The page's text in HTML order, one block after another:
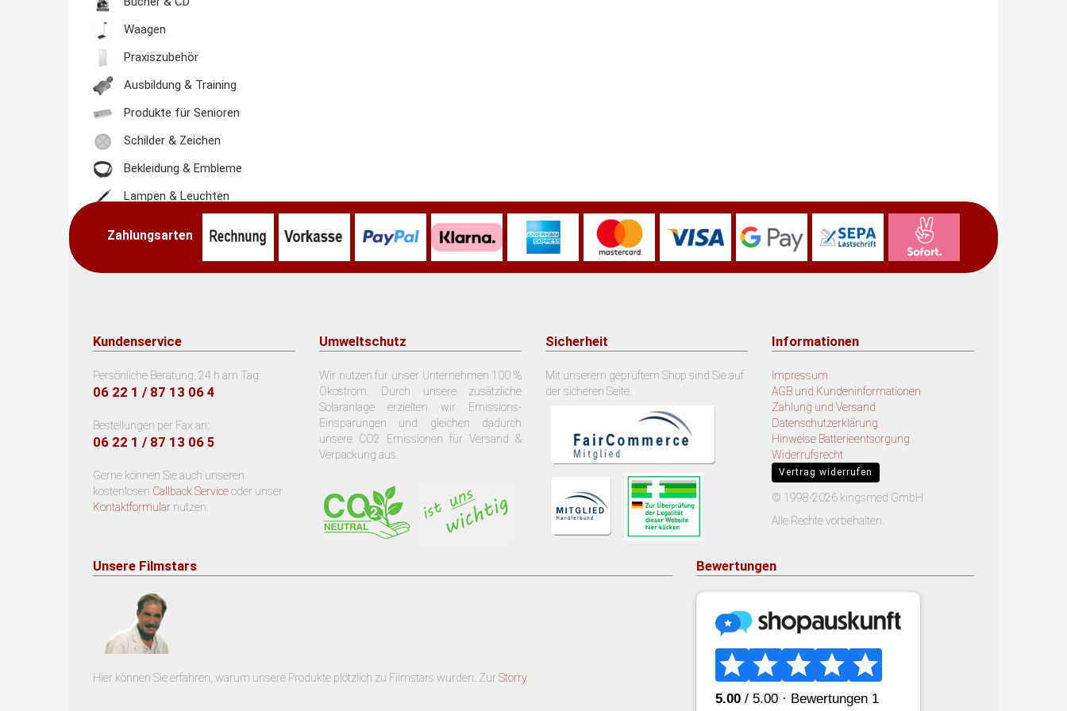
Waagen
Praxiszubehör
Ausbildung & Training
Produkte für Senioren
Schilder & Zeichen
Bekleidung & Embleme
Lampen & Leuchten
Zahlungsarten
Kundenservice
Persönliche Beratung, 24 h am Tag:
06 22 1 / 87 13 06 4
Bestellungen per Fax an:
06 22 1 / 87 13 06 5
Gerne können Sie auch unseren
kostenlosen Callback Serviceoder unser
Kontaktformular nutzen.
Umweltschutz
Wir nutzen für unser Unternehmen 100 %
Ökostrom. Durch unsere zusätzliche
Solaranlage erzielten wir Emissions-
Einsparungen und gleichen dadurch
unsere CO2 Emissionen für Versand &
Verpackung aus.
Sicherheit
Mit unserem geprüftem Shop sind Sie auf
der sicheren Seite.
Informationen
Impressum
AGB und Kundeninformationen
Zahlung und Versand
Datenschutzerklärung
Hinweise Batterieentsorgung
Widerrufsrecht
Vertrag widerrufen
© 1998-2026 kingsmed GmbH
Alle Rechte vorbehalten.
Unsere Filmstars
Hier können Sie erfahren, warum unsere Produkte plötzlich zu Filmstars wurden. ZurStorry
Bewertungen